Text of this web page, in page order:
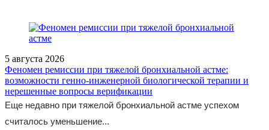
5 августа 2026
Феномен ремиссии при тяжелой бронхиальной астме:
возможности генно-инженерной биологической терапии и
нерешенные вопросы верификации
Еще недавно при тяжелой бронхиальной астме успехом
считалось уменьшение...